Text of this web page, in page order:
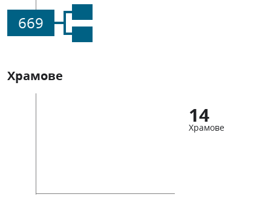
669
Храмове
14
Храмове